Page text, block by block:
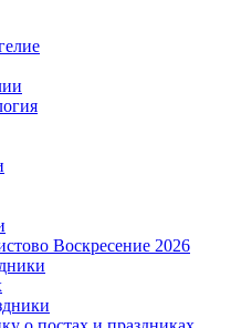
Воскресение 2026